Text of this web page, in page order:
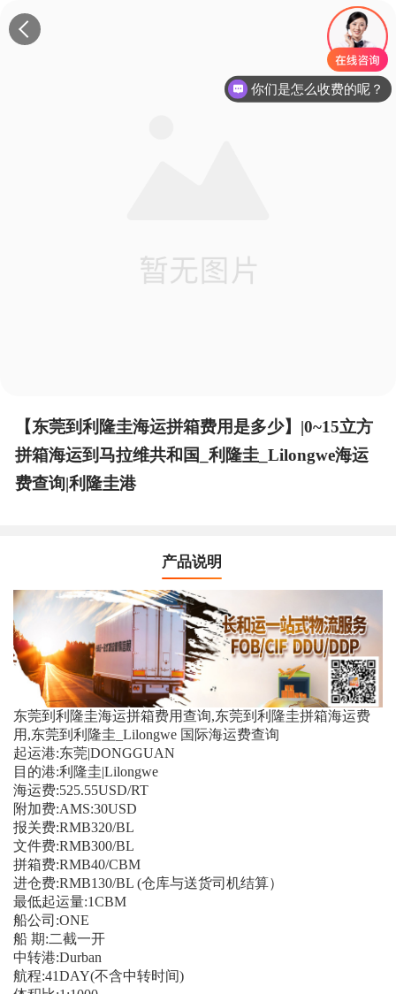
【东莞到利隆圭海运拼箱费用是多少】|0~15立方
拼箱海运到马拉维共和国_利隆圭_Lilongwe海运
费查询|利隆圭港
产品说明
东莞到利隆圭海运拼箱费用查询,东莞到利隆圭拼箱海运费
用,东莞到利隆圭_Lilongwe 国际海运费查询
起运港:东莞|DONGGUAN
目的港:利隆圭|Lilongwe
海运费:525.55USD/RT
附加费:AMS:30USD
报关费:RMB320/BL
文件费:RMB300/BL
拼箱费:RMB40/CBM
进仓费:RMB130/BL (仓库与送货司机结算）
最低起运量:1CBM
船公司:ONE
船 期:二截一开
中转港:Durban
航程:41DAY(不含中转时间)
你们是怎么收费的呢？